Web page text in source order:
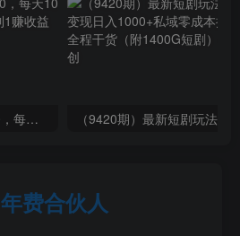
拼多多虚拟爆单打法2.0，每天10分钟，月产5000+，从0到1赚收益教程
年费合伙人